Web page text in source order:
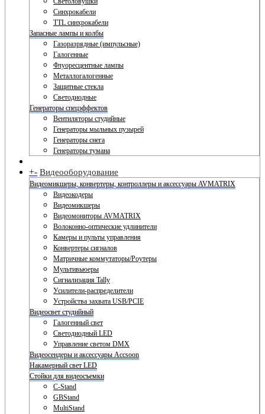
Синхрокабели
TTL синхрокабели
Запасные лампы и колбы
Газоразрядные (импульсные)
Галогенные
Флуоресцентные лампы
Металлогалогенные
Защитные стекла
Светодиодные
Генераторы спецэффектов
Вентиляторы студийные
Генераторы мыльных пузырей
Генераторы снега
Генераторы тумана
+- Видеооборудование
Видеомикшеры, конвертеры, контроллеры и аксессуары AVMATRIX
Видеокодеры
Видеомикшеры
Видеомониторы AVMATRIX
Волоконно-оптические удлинители
Камеры и пульты управления
Конвертеры сигналов
Матричные коммутаторы/Роутеры
Мультивьюеры
Сигнализация Tally
Усилители-распределители
Устройства захвата USB/PCIE
Видеосвет студийный
Галогенный свет
Светодиодный LED
Управление светом DMX
Видеосендеры и аксессуары Accsoon
Накамерный свет LED
Стойки для видеосъемки
C-Stand
GBStand
MultiStand